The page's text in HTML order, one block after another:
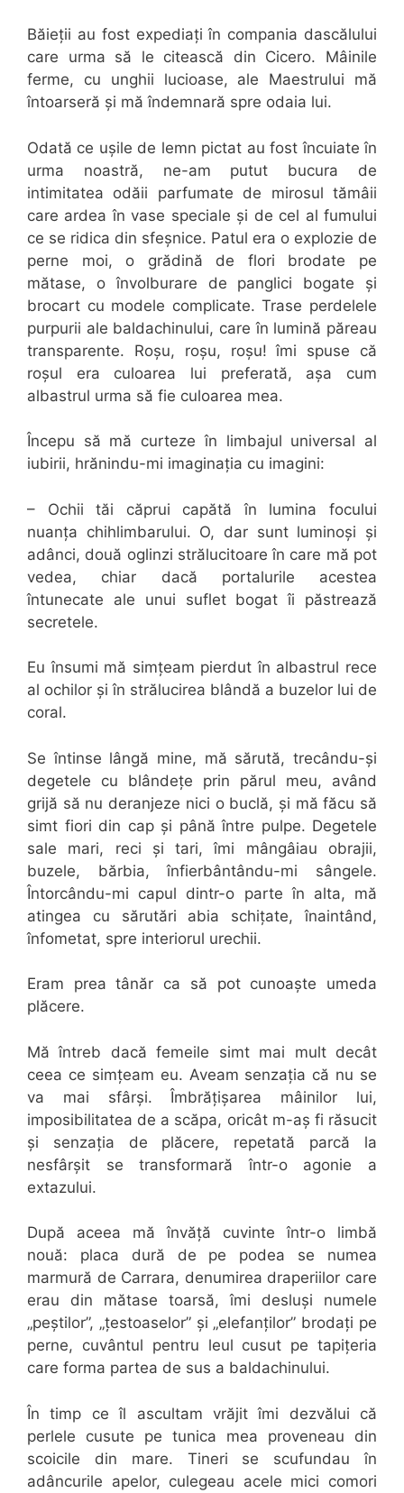
Băieții au fost expediați în compania dascălului
care urma să le citească din Cicero. Mâinile
ferme, cu unghii lucioase, ale Maestrului mă
întoarseră și mă îndemnară spre odaia lui.
Odată ce ușile de lemn pictat au fost încuiate în
urma noastră, ne-am putut bucura de
intimitatea odăii parfumate de mirosul tămâii
care ardea în vase speciale și de cel al fumului
ce se ridica din sfeșnice. Patul era o explozie de
perne moi, o grădină de flori brodate pe
mătase, o învolburare de panglici bogate și
brocart cu modele complicate. Trase perdelele
purpurii ale baldachinului, care în lumină păreau
transparente. Roșu, roșu, roșu! îmi spuse că
roșul era culoarea lui preferată, așa cum
albastrul urma să fie culoarea mea.
Începu să mă curteze în limbajul universal al
iubirii, hrănindu-mi imaginația cu imagini:
– Ochii tăi căprui capătă în lumina focului
nuanța chihlimbarului. O, dar sunt luminoși și
adânci, două oglinzi strălucitoare în care mă pot
vedea, chiar dacă portalurile acestea
întunecate ale unui suflet bogat îi păstrează
secretele.
Eu însumi mă simțeam pierdut în albastrul rece
al ochilor și în strălucirea blândă a buzelor lui de
coral.
Se întinse lângă mine, mă sărută, trecându-și
degetele cu blândețe prin părul meu, având
grijă să nu deranjeze nici o buclă, și mă făcu să
simt fiori din cap și până între pulpe. Degetele
sale mari, reci și tari, îmi mângâiau obrajii,
buzele, bărbia, înfierbântându-mi sângele.
Întorcându-mi capul dintr-o parte în alta, mă
atingea cu sărutări abia schițate, înaintând,
înfometat, spre interiorul urechii.
Eram prea tânăr ca să pot cunoaște umeda
plăcere.
Mă întreb dacă femeile simt mai mult decât
ceea ce simțeam eu. Aveam senzația că nu se
va mai sfârși. Îmbrățișarea mâinilor lui,
imposibilitatea de a scăpa, oricât m-aș fi răsucit
și senzația de plăcere, repetată parcă la
nesfârșit se transformară într-o agonie a
extazului.
După aceea mă învăță cuvinte într-o limbă
nouă: placa dură de pe podea se numea
marmură de Carrara, denumirea draperiilor care
erau din mătase toarsă, îmi desluși numele
„peștilor”, „țestoaselor” și „elefanților” brodați pe
perne, cuvântul pentru leul cusut pe tapițeria
care forma partea de sus a baldachinului.
În timp ce îl ascultam vrăjit îmi dezvălui că
perlele cusute pe tunica mea proveneau din
scoicile din mare. Tineri se scufundau în
adâncurile apelor, culegeau acele mici comori